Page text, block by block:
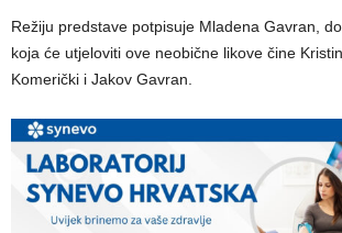
Režiju predstave potpisuje Mladena Gavran,
koja će utjeloviti ove neobične likove čine
Komerički i Jakov Gavran.